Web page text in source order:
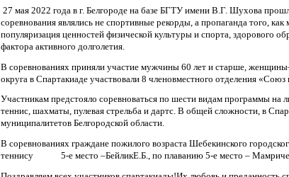
27 мая 2022 года в г. Белгороде на базе БГТУ имени В.Г. Шухова
соревнования являлись не спортивные рекорды, а пропаганда того,
популяризация ценностей физической культуры и спорта, здорового
фактора активного долголетия.
В соревнованиях приняли участие мужчины 60 лет и старше,
округа в Спартакиаде участвовали 8 членовместного отделения «Союз
Участникам предстояло соревноваться по шести видам программы на
теннис, шахматы, пулевая стрельба и дартс. В общей сложности, в
муниципалитетов Белгородской области.
В соревнованиях граждане пожилого возраста Шебекинского
теннису 5-е место –БейликЕ.Б., по плаванию 5-е место –